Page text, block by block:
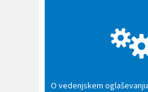
O vedenjskem oglaševanju